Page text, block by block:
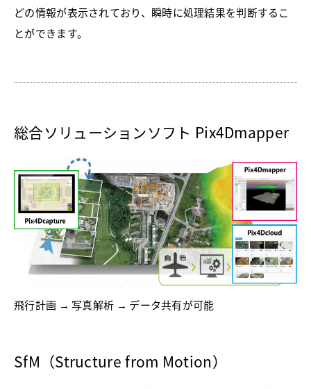
どの情報が表示されており、瞬時に処理結果を判断するこ
とができます。
総合ソリューションソフト Pix4Dmapper
飛行計画 → 写真解析 → データ共有が可能
SfM（Structure from Motion）